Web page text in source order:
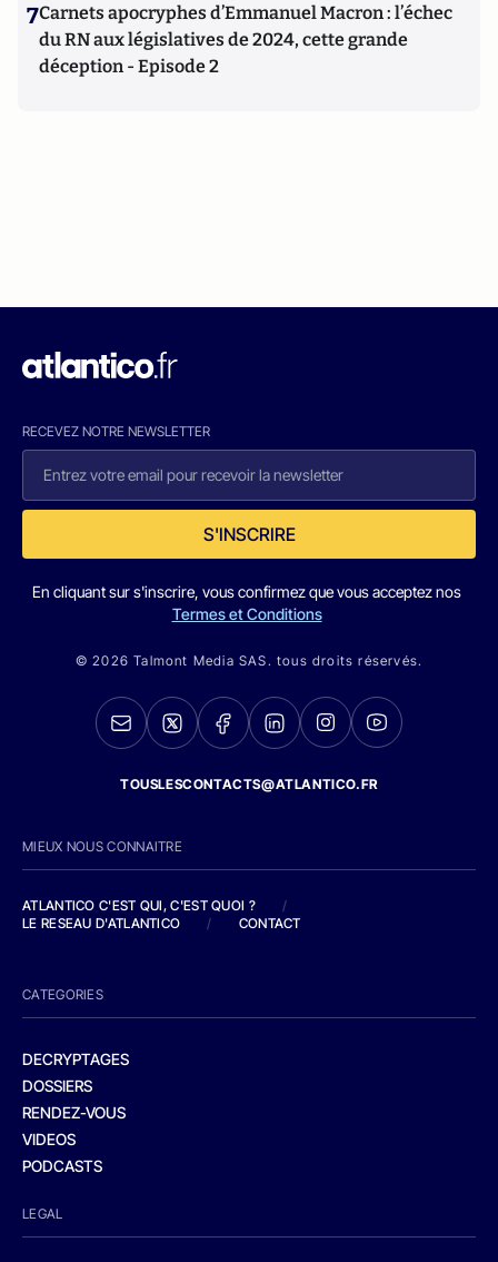
7Carnets apocryphes d’Emmanuel Macron : l’échec
du RN aux législatives de 2024, cette grande
déception - Episode 2
RECEVEZ NOTRE NEWSLETTER
S'INSCRIRE
En cliquant sur s'inscrire, vous confirmez que vous acceptez nos
Termes et Conditions
© 2026 Talmont Media SAS. tous droits réservés.
TOUSLESCONTACTS@ATLANTICO.FR
MIEUX NOUS CONNAITRE
ATLANTICO C'EST QUI, C'EST QUOI ?
/
LE RESEAU D'ATLANTICO
/ CONTACT
CATEGORIES
DECRYPTAGES
DOSSIERS
RENDEZ-VOUS
VIDEOS
PODCASTS
LEGAL